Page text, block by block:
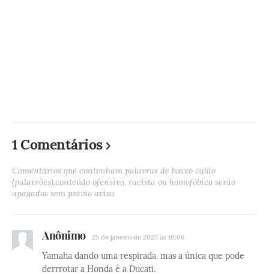
1 Comentários
Comentários que contenham palavras de baixo calão
(palavrões),conteúdo ofensivo, racista ou homofóbico serão
apagados sem prévio aviso.
Anônimo 25 de janeiro de 2025 às 10:06
Yamaha dando uma respirada. mas a única que pode
derrrotar a Honda é a Ducati.